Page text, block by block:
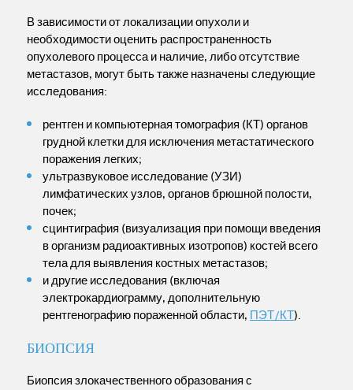
В зависимости от локализации опухоли и
необходимости оценить распространенность
опухолевого процесса и наличие, либо отсутствие
метастазов, могут быть также назначены следующие
исследования:
рентген и компьютерная томография (КТ) органов
грудной клетки для исключения метастатического
поражения легких;
ультразвуковое исследование (УЗИ)
лимфатических узлов, органов брюшной полости,
почек;
сцинтиграфия (визуализация при помощи введения
в организм радиоактивных изотропов) костей всего
тела для выявления костных метастазов;
и другие исследования (включая
электрокардиограмму, дополнительную
рентгенографию пораженной области, ПЭТ/КТ).
БИОПСИЯ
Биопсия злокачественного образования с